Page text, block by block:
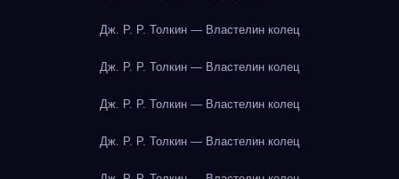
Дж. Р. Р. Толкин — Властелин колец
Дж. Р. Р. Толкин — Властелин колец
Дж. Р. Р. Толкин — Властелин колец
Дж. Р. Р. Толкин — Властелин колец